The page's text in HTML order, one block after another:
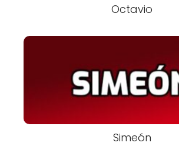
Octavio
Simeón